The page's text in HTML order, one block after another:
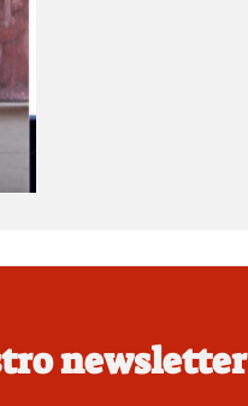
newsletter